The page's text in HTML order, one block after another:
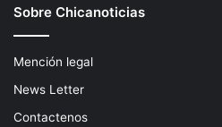
Sobre Chicanoticias
Mención legal
News Letter
Contactenos